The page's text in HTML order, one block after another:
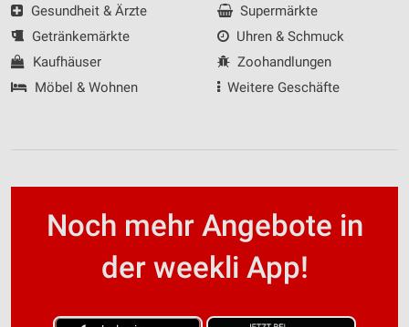
Gesundheit & Ärzte
Getränkemärkte
Kaufhäuser
Möbel & Wohnen
Supermärkte
Uhren & Schmuck
Zoohandlungen
Weitere Geschäfte
Noch mehr Angebote in
der weekli App!